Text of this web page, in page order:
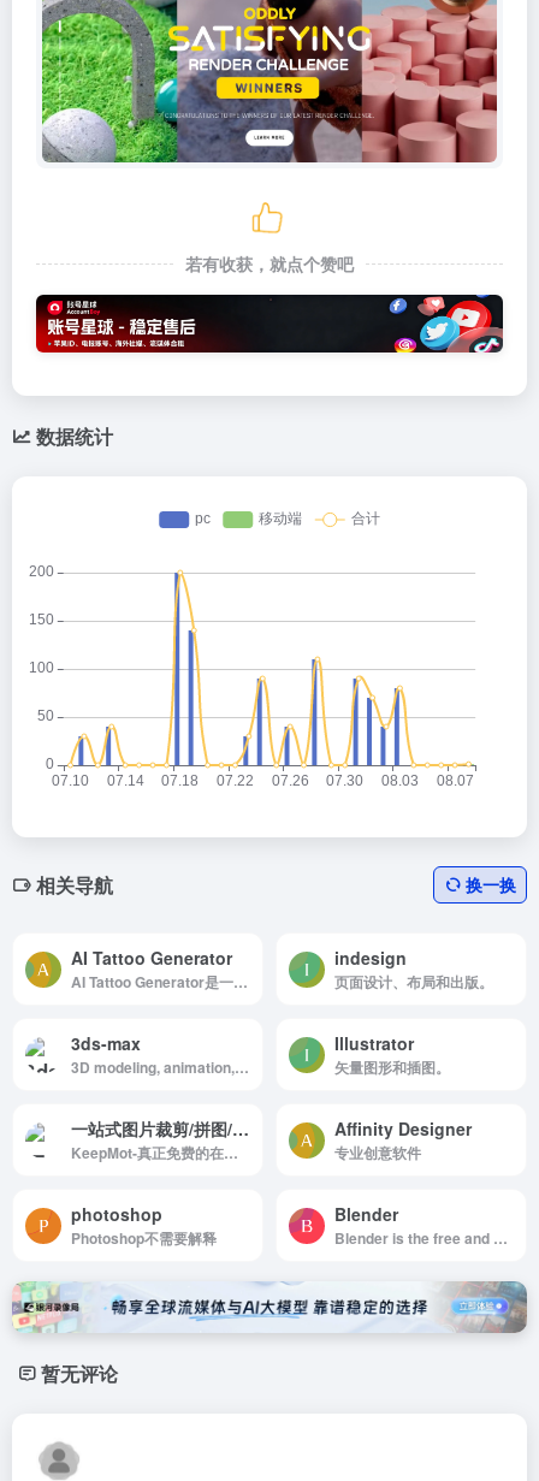
若有收获，就点个赞吧
数据统计
相关导航 换一换
AI Tattoo Generator
AI Tattoo Generator是一款免费AI工具，输入文字描述即可生成可供纹身师参考的高清纹身设计图，支持Fine Line、Blackwork等多种风格，可下载300dpi模板文件。
indesign
页面设计、布局和出版。
3ds-max
3D modeling, animation, and rendering software
Illustrator
矢量图形和插图。
一站式图片裁剪/拼图/照片墙/海报制作 免费在线工具网站
KeepMot-真正免费的在线拼图工具，保护隐私且功能强大，无需登录、无水印、图片不上传、无限制下载，几秒钟即可轻松制作高清拼图与创意设计
Affinity Designer
专业创意软件
photoshop
Photoshop不需要解释
Blender
Blender is the free and open source 3D creation suite.
暂无评论